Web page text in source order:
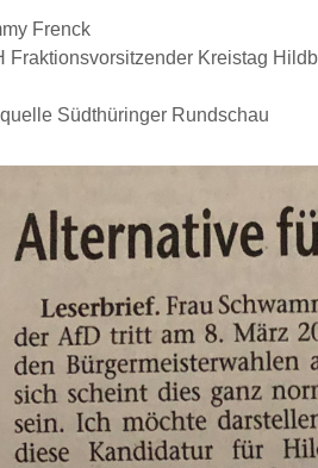
Frenck
Fraktionsvorsitzender Kreistag
Südthüringer Rundschau